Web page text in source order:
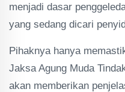
menjadi dasar
yang sedang dicari
Pihaknya hanya
Jaksa Agung Muda
akan memberikan